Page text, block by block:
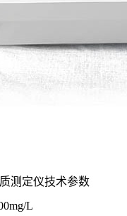
测定仪技术参数
L